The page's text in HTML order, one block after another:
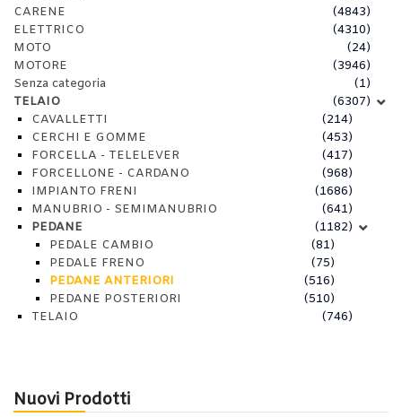
CARENE
(4843)
ELETTRICO
(4310)
MOTO
(24)
MOTORE
(3946)
Senza categoria
(1)
TELAIO
(6307)
CAVALLETTI
(214)
CERCHI E GOMME
(453)
FORCELLA - TELELEVER
(417)
FORCELLONE - CARDANO
(968)
IMPIANTO FRENI
(1686)
MANUBRIO - SEMIMANUBRIO
(641)
PEDANE
(1182)
PEDALE CAMBIO
(81)
PEDALE FRENO
(75)
PEDANE ANTERIORI
(516)
PEDANE POSTERIORI
(510)
TELAIO
(746)
Nuovi Prodotti